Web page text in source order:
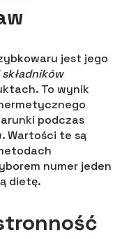
jest jego
To wynik
podczas
Wartości te są
numer jeden
dietę.